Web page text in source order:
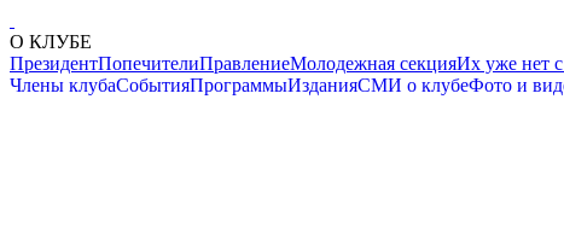
О КЛУБЕ
ПрезидентПопечителиПравлениеМолодежная секцияИх уже нет
Члены клубаСобытияПрограммыИзданияСМИ о клубеФото и